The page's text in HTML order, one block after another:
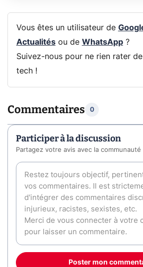
Vous êtes un utilisateur de
Actualitésou de WhatsApp?
Suivez-nous pour ne rien rater
tech !
Commentaires 0
Participer à la discussion
Partagez votre avis avec la communauté
Poster mon